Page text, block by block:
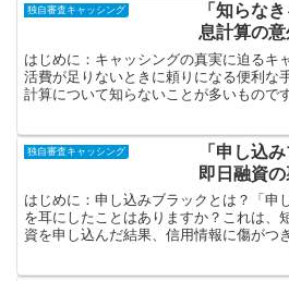
独自審査キャッシング
「知らな
息計算の意
はじめに：キャッシングの真実に迫るキ
活費が足りないときに頼りになる便利な
計算について知らないことが多いもので
と、どこか負担に感じる方も多いでしょ
独自審査キャッシング
「申し込
即日融資の
はじめに：申し込みブラックとは？「申
を耳にしたことはありますか？これは、
資を申し込んだ結果、信用情報に傷がつ
なる状態を指します。お金が必要なとき